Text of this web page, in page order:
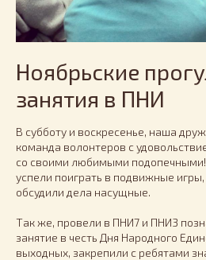
Ноябрьские
занятия в ПНИ
В субботу и воскресенье, наша
команда волонтеров с
со своими любимыми
успели поиграть в подвижные
обсудили дела насущные.
Так же, провели в ПНИ7 и ПНИ3
занятие в честь Дня Народного
выходных, закрепили с ребятами